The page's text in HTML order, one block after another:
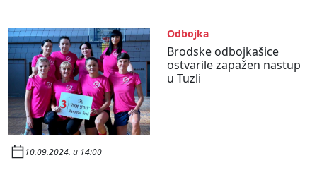
Odbojka
Brodske odbojkašice
ostvarile zapažen nastup
u Tuzli
10.09.2024. u 14:00